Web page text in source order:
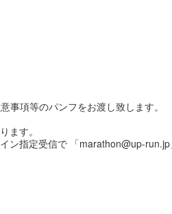
事項等のパンフをお渡し致します。
ます。
指定受信で 「marathon@up-run.jp